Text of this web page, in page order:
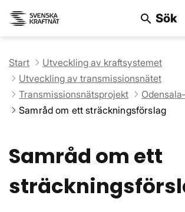
search Sök
Start
Utveckling av kraftsystemet
Utveckling av transmissionsnätet
Transmissionsnätsprojekt
Samråd om ett sträckningsförslag
Samråd om ett